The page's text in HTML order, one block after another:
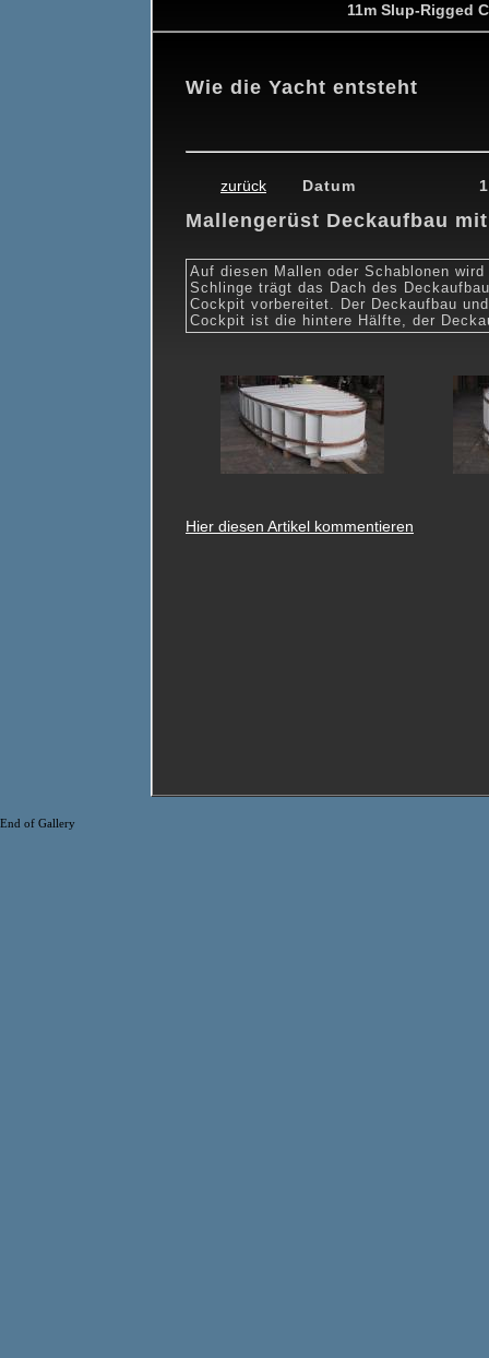
11m Slup-Rigged
Wie die Yacht entsteht
zurück Datum
Mallengerüst Deckaufbau
Auf diesen Mallen oder Schablonen
Schlinge trägt das Dach des
Cockpit vorbereitet. Der Deckaufbau
Cockpit ist die hintere Hälfte, der
Hier diesen Artikel kommentieren
End of Gallery